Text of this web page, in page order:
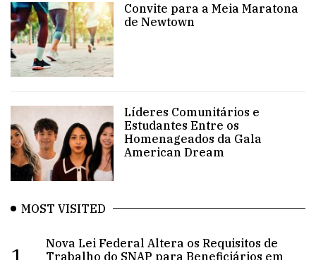
Convite para a Meia Maratona
de Newtown
Líderes Comunitários e
Estudantes Entre os
Homenageados da Gala
American Dream
MOST VISITED
Nova Lei Federal Altera os Requisitos de
Trabalho do SNAP para Beneficiários em